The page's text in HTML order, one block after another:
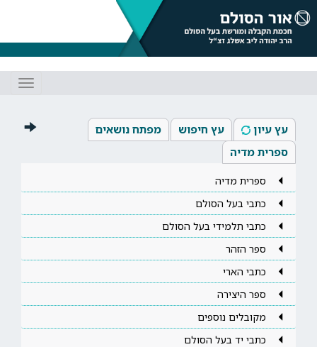
עץ עיון עץ חיפוש
מפתח נושאים
ספרית מדיה
ספרית מדיה
כתבי בעל הסולם
כתבי תלמידי בעל הסולם
ספר הזהר
כתבי הארי
ספר היצירה
מקובלים נוספים
כתבי יד בעל הסולם